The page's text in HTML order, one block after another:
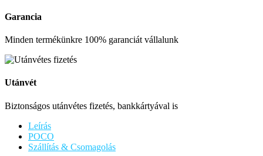
Garancia
Minden termékünkre 100% garanciát vállalunk
Utánvét
Biztonságos utánvétes fizetés, bankkártyával is
Leírás
POCO
Szállítás & Csomagolás